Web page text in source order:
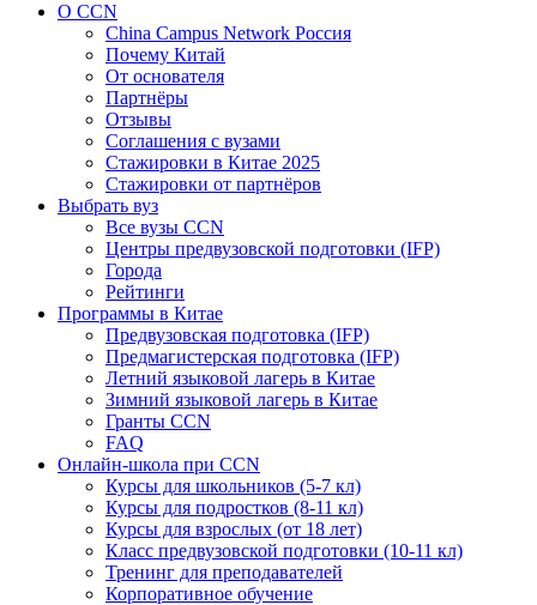
О ССN
China Campus Network Россия
Почему Китай
От основателя
Партнёры
Отзывы
Соглашения с вузами
Стажировки в Китае 2025
Стажировки от партнёров
Выбрать вуз
Все вузы CCN
Центры предвузовской подготовки (IFP)
Города
Рейтинги
Программы в Китае
Предвузовская подготовка (IFP)
Предмагистерская подготовка (IFP)
Летний языковой лагерь в Китае
Зимний языковой лагерь в Китае
Гранты CCN
FAQ
Онлайн-школа при CCN
Курсы для школьников (5-7 кл)
Курсы для подростков (8-11 кл)
Курсы для взрослых (от 18 лет)
Класс предвузовской подготовки (10-11 кл)
Тренинг для преподавателей
Корпоративное обучение